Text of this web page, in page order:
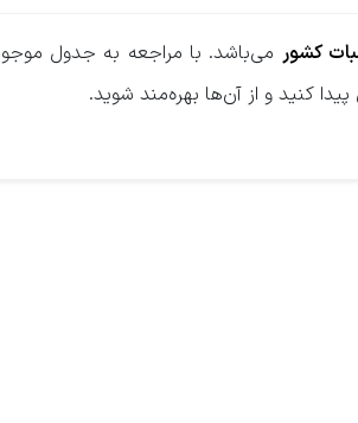
کشور می‌باشد. با مراجعه به جدول
کنید و از آن‌ها بهره‌مند شوید.